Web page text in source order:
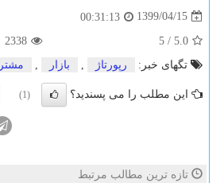
1399/04/15
00:31:13
5.0
/
5
2338
تگهای خبر:
رپورتاژ بازار
این مطلب را می پسندید؟ (1)
تازه ترین مطالب مرتبط